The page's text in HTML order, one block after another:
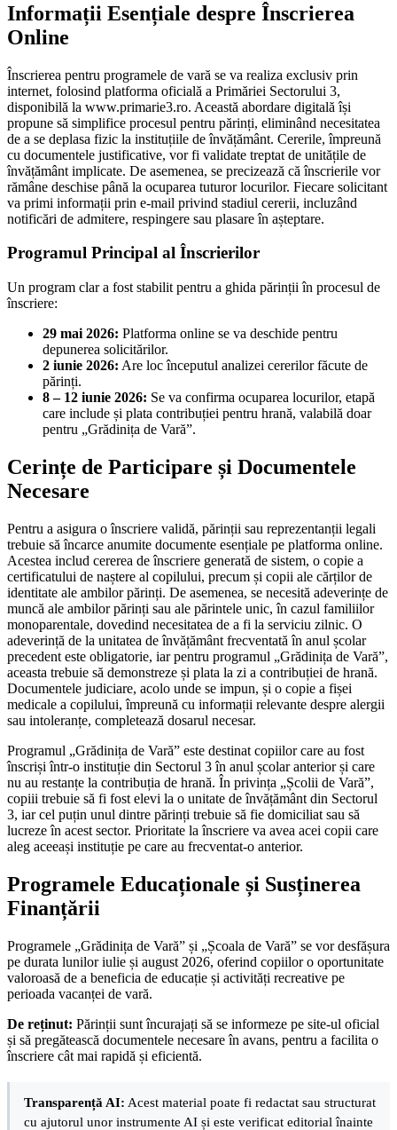
Informații Esențiale despre Înscrierea
Online
Înscrierea pentru programele de vară se va realiza exclusiv prin
internet, folosind platforma oficială a Primăriei Sectorului 3,
disponibilă la www.primarie3.ro. Această abordare digitală își
propune să simplifice procesul pentru părinți, eliminând necesitatea
de a se deplasa fizic la instituțiile de învățământ. Cererile, împreună
cu documentele justificative, vor fi validate treptat de unitățile de
învățământ implicate. De asemenea, se precizează că înscrierile vor
rămâne deschise până la ocuparea tuturor locurilor. Fiecare solicitant
va primi informații prin e-mail privind stadiul cererii, incluzând
notificări de admitere, respingere sau plasare în așteptare.
Programul Principal al Înscrierilor
Un program clar a fost stabilit pentru a ghida părinții în procesul de
înscriere:
29 mai 2026: Platforma online se va deschide pentru
depunerea solicitărilor.
2 iunie 2026: Are loc începutul analizei cererilor făcute de
părinți.
8 – 12 iunie 2026: Se va confirma ocuparea locurilor, etapă
care include și plata contribuției pentru hrană, valabilă doar
pentru „Grădinița de Vară”.
Cerințe de Participare și Documentele
Necesare
Pentru a asigura o înscriere validă, părinții sau reprezentanții legali
trebuie să încarce anumite documente esențiale pe platforma online.
Acestea includ cererea de înscriere generată de sistem, o copie a
certificatului de naștere al copilului, precum și copii ale cărților de
identitate ale ambilor părinți. De asemenea, se necesită adeverințe de
muncă ale ambilor părinți sau ale părintele unic, în cazul familiilor
monoparentale, dovedind necesitatea de a fi la serviciu zilnic. O
adeverință de la unitatea de învățământ frecventată în anul școlar
precedent este obligatorie, iar pentru programul „Grădinița de Vară”,
aceasta trebuie să demonstreze și plata la zi a contribuției de hrană.
Documentele judiciare, acolo unde se impun, și o copie a fișei
medicale a copilului, împreună cu informații relevante despre alergii
sau intoleranțe, completează dosarul necesar.
Programul „Grădinița de Vară” este destinat copiilor care au fost
înscriși într-o instituție din Sectorul 3 în anul școlar anterior și care
nu au restanțe la contribuția de hrană. În privința „Școlii de Vară”,
copiii trebuie să fi fost elevi la o unitate de învățământ din Sectorul
3, iar cel puțin unul dintre părinți trebuie să fie domiciliat sau să
lucreze în acest sector. Prioritate la înscriere va avea acei copii care
aleg aceeași instituție pe care au frecventat-o anterior.
Programele Educaționale și Susținerea
Finanțării
Programele „Grădinița de Vară” și „Școala de Vară” se vor desfășura
pe durata lunilor iulie și august 2026, oferind copiilor o oportunitate
valoroasă de a beneficia de educație și activități recreative pe
perioada vacanței de vară.
De reținut: Părinții sunt încurajați să se informeze pe site-ul oficial
și să pregătească documentele necesare în avans, pentru a facilita o
înscriere cât mai rapidă și eficientă.
Transparență AI: Acest material poate fi redactat sau structurat
cu ajutorul unor instrumente AI și este verificat editorial înainte